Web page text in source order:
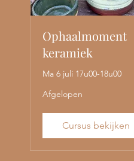
Ophaalmoment
keramiek
Ma 6 juli 17u00-18u00
Afgelopen
Cursus bekijken